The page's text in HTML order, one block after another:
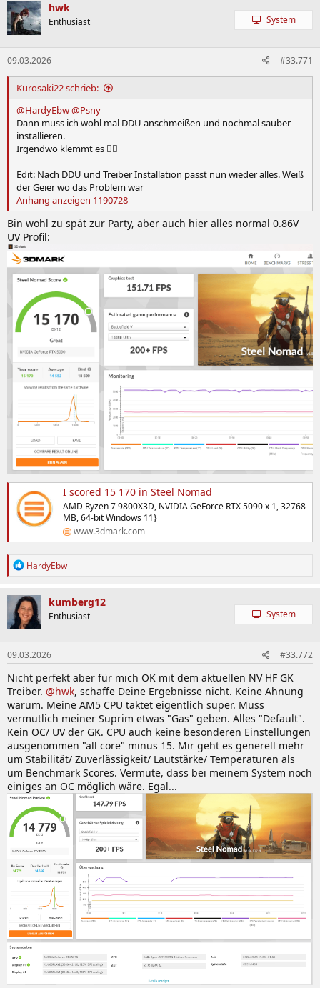
hwk
Enthusiast System
09.03.2026 #33.771
Kurosaki22 schrieb:
@HardyEbw@Psny
Dann muss ich wohl mal DDU anschmeißen und nochmal sauber
installieren.
Irgendwo klemmt es 🤷‍♂️
Edit: Nach DDU und Treiber Installation passt nun wieder alles. Weiß
der Geier wo das Problem war
Anhang anzeigen 1190728
Bin wohl zu spät zur Party, aber auch hier alles normal 0.86V
UV Profil:
I scored 15 170 in Steel Nomad
AMD Ryzen 7 9800X3D, NVIDIA GeForce RTX 5090 x 1, 32768
MB, 64-bit Windows 11}
www.3dmark.com
R
k
t
i
o
n
e
n
:
HardyEbw
kumberg12
Enthusiast System
09.03.2026 #33.772
Nicht perfekt aber für mich OK mit dem aktuellen NV HF GK
Treiber. @hwk, schaffe Deine Ergebnisse nicht. Keine Ahnung
warum. Meine AM5 CPU taktet eigentlich super. Muss
vermutlich meiner Suprim etwas "Gas" geben. Alles "Default".
Kein OC/ UV der GK. CPU auch keine besonderen Einstellungen
ausgenommen "all core" minus 15. Mir geht es generell mehr
um Stabilität/ Zuverlässigkeit/ Lautstärke/ Temperaturen als
um Benchmark Scores. Vermute, dass bei meinem System noch
einiges an OC möglich wäre. Egal...